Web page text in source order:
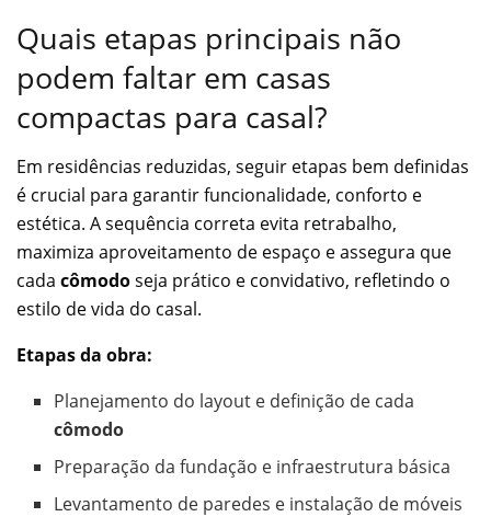
Quais etapas principais não
podem faltar em casas
compactas para casal?
Em residências reduzidas, seguir etapas bem definidas
é crucial para garantir funcionalidade, conforto e
estética. A sequência correta evita retrabalho,
maximiza aproveitamento de espaço e assegura que
cada cômodoseja prático e convidativo, refletindo o
estilo de vida do casal.
Etapas da obra:
Planejamento do layout e definição de cada
cômodo
Preparação da fundação e infraestrutura básica
Levantamento de paredes e instalação de móveis